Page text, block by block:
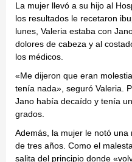
La mujer llevó a su hijo al
los resultados le recetaron
lunes, Valeria estaba con
dolores de cabeza y al
los médicos.
«Me dijeron que eran
tenía nada», seguró Valeria.
Jano había decaído y tenía
grados.
Además, la mujer le notó
de tres años. Como el
salita del principio donde